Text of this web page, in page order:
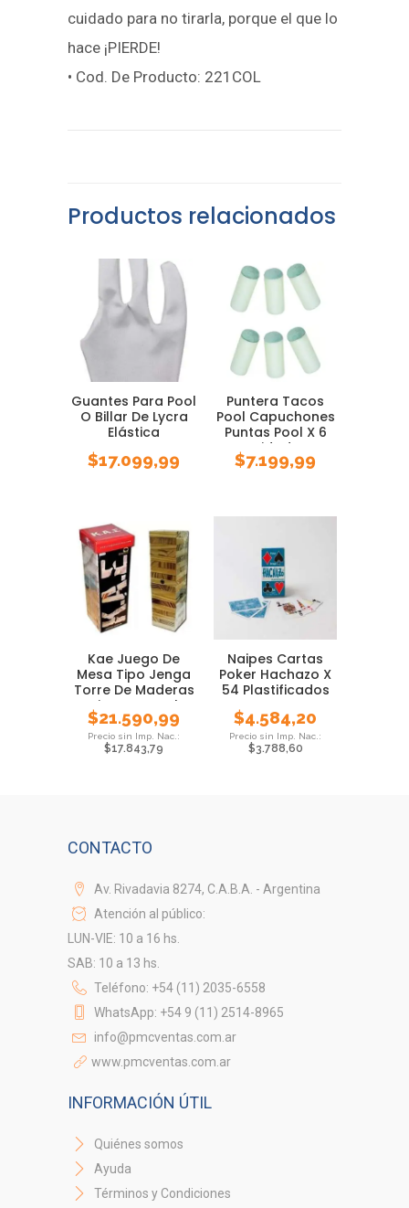
cuidado para no tirarla, porque el que lo
hace ¡PIERDE!
• Cod. De Producto: 221COL
Productos relacionados
Guantes Para Pool
O Billar De Lycra
Elástica
$17.099,99
Puntera Tacos
Pool Capuchones
Puntas Pool X 6
Unidades
$7.199,99
Kae Juego De
Mesa Tipo Jenga
Torre De Maderas
Bisonte Local
$21.590,99
$17.843,79
Naipes Cartas
Poker Hachazo X
54 Plastificados
$4.584,20
$3.788,60
CONTACTO
Av. Rivadavia 8274, C.A.B.A. - Argentina
Atención al público:
LUN-VIE: 10 a 16 hs.
SAB: 10 a 13 hs.
Teléfono: +54 (11) 2035-6558
WhatsApp: +54 9 (11) 2514-8965
info@pmcventas.com.ar
www.pmcventas.com.ar
INFORMACIÓN ÚTIL
Quiénes somos
Ayuda
Términos y Condiciones